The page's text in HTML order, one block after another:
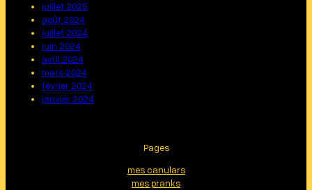
juillet 2025
août 2024
juillet 2024
juin 2024
avril 2024
mars 2024
février 2024
janvier 2024
Pages
mes canulars
mes pranks